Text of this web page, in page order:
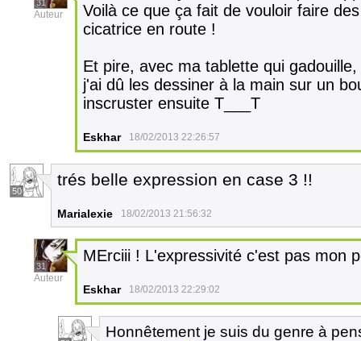
31
Auteur
Voilà ce que ça fait de vouloir faire
cicatrice en route !
Et pire, avec ma tablette qui
j'ai dû les dessiner à la main sur un
inscruster ensuite T___T
Eskhar 18/02/2013 22:26:57
50
trés belle expression en case 3 !!
Marialexie 18/02/2013 21:56:32
31
Auteur
MErciii ! L'expressivité c'est pas mon
Eskhar 18/02/2013 22:29:02
Honnêtement je suis du genre à